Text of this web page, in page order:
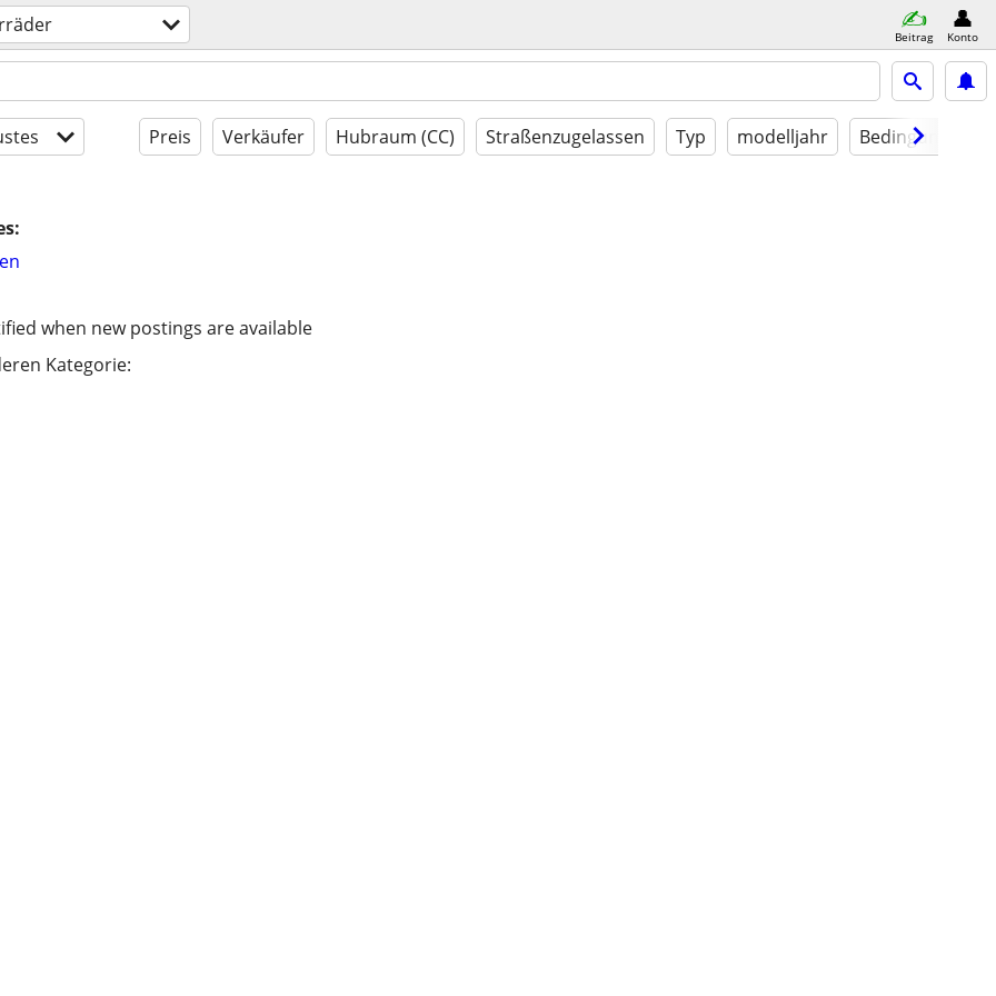
Beitrag Konto
Preis Verkäufer Hubraum (CC) Straßenzugelassen Typ modelljahr Bedingung
when new postings are available
Kategorie: